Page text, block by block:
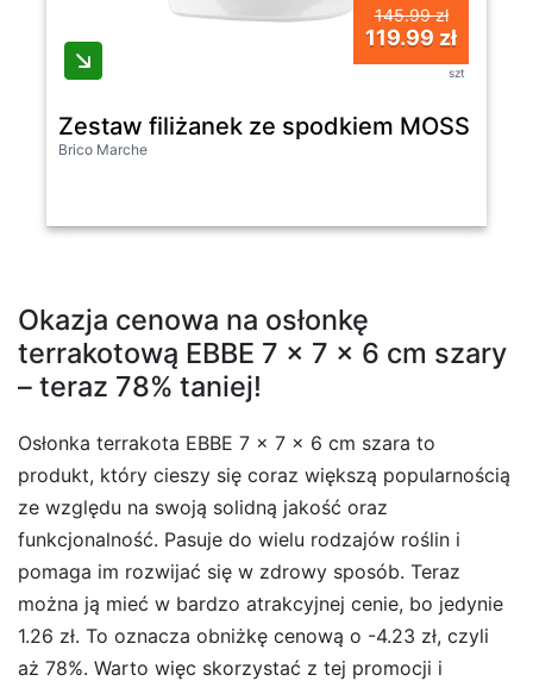
145.99 zł
119.99 zł
szt
Zestaw filiżanek ze spodkiem MOSS 6/
Brico Marche
Okazja cenowa na osłonkę
terrakotową EBBE 7 x 7 x 6 cm szary
– teraz 78% taniej!
Osłonka terrakota EBBE 7 x 7 x 6 cm szara to
produkt, który cieszy się coraz większą popularnością
ze względu na swoją solidną jakość oraz
funkcjonalność. Pasuje do wielu rodzajów roślin i
pomaga im rozwijać się w zdrowy sposób. Teraz
można ją mieć w bardzo atrakcyjnej cenie, bo jedynie
1.26 zł. To oznacza obniżkę cenową o -4.23 zł, czyli
aż 78%. Warto więc skorzystać z tej promocji i